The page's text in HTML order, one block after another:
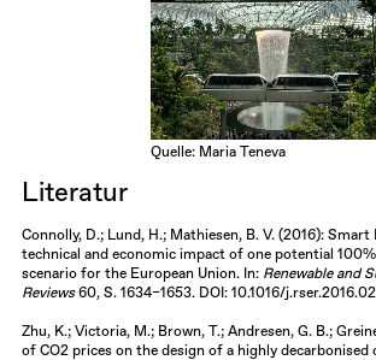
Quelle: Maria Teneva
Literatur
Connolly, D.; Lund, H.; Mathiesen, B. V. (2016):
technical and economic impact of one potential
scenario for the European Union. In: Renewable and
Reviews60, S. 1634–1653. DOI: 10.1016/
Zhu, K.; Victoria, M.; Brown, T.; Andresen, G. B.;
of CO2 prices on the design of a highly decarbonised